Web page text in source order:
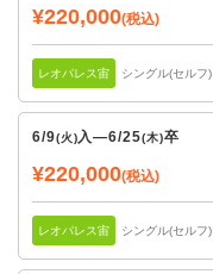
¥220,000(税込)
レオパレス宙 シングル(セルフ)
6/9(火)入—6/25(木)卒
¥220,000(税込)
レオパレス宙 シングル(セルフ)